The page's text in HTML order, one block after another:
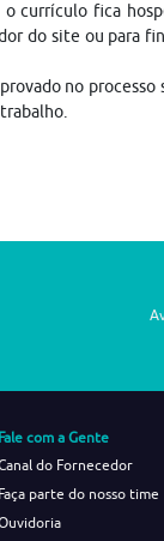
currículo fica
do site ou para
no
Fale com a Gente
do Fornecedor
Faça parte do nosso time